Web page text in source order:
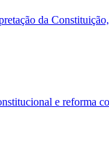
da
e reforma